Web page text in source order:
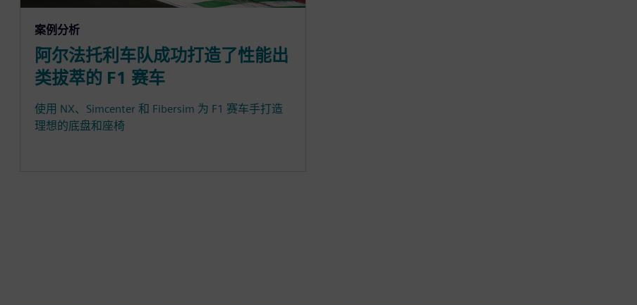
案例分析
阿尔法托利车队成功打造了性能出
类拔萃的 F1 赛车
使用 NX、Simcenter 和 Fibersim 为 F1 赛车手打造
理想的底盘和座椅